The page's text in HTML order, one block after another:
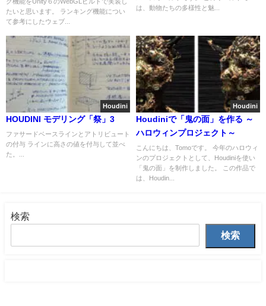
たいと思います。 ランキング機能につい
て参考にしたウェブ...
は、動物たちの多様性と魅...
Houdini
HOUDINI モデリング「祭」3
ファサードベースラインとアトリビュート
の付与 ラインに高さの値を付与して並べ
た。...
Houdini
Houdiniで「鬼の面」を作る ～
ハロウィンプロジェクト～
こんにちは、Tomoです。 今年のハロウィ
ンのプロジェクトとして、Houdiniを使い
「鬼の面」を制作しました。 この作品で
は、Houdin...
検索
検索